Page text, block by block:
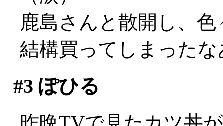
鹿島さんと散開し、色
結構買ってしまった
#3 ぽひる